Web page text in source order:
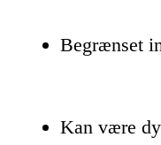
Begrænset
Kan være